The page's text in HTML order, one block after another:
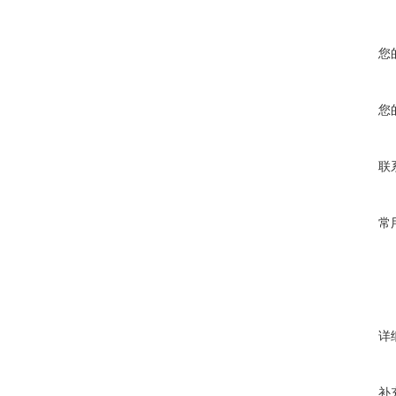
您
您
联
常
详
补